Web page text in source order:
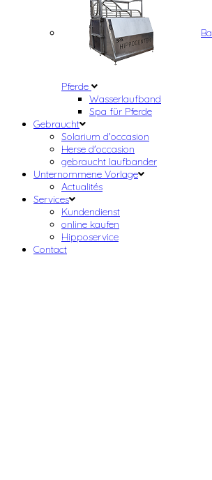
Pferde
Wasserlaufband
Spa für Pferde
Gebraucht
Solarium d'occasion
Herse d'occasion
gebraucht laufbander
Unternommene Vorlage
Actualités
Services
Kundendienst
online kaufen
Hipposervice
Contact